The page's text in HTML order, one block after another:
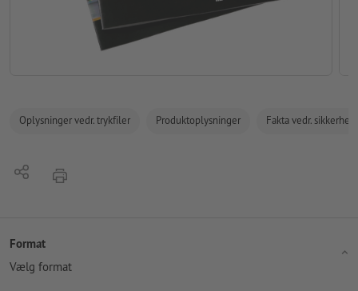
Oplysninger vedr. trykfiler Produktoplysninger Fakta vedr.
Del tryk
Format
Vælg format